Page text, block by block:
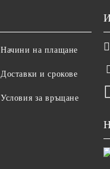
Начини на плащане
Доставки и срокове
Условия за връщане